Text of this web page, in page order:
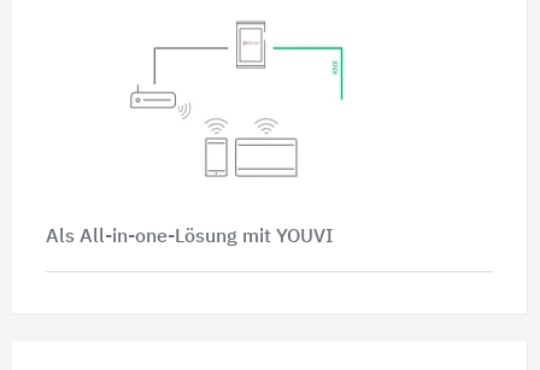
Als All-in-one-Lösung mit YOUVI